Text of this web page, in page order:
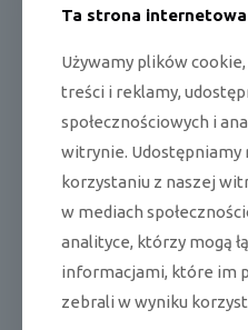
*4-stronny wylot powietrza
*podwójne łopatki
*wentylator Full 3D Turbo
*wysokowydajny wymiennik
*wykrywanie osób przy
*wykrywanie temperatury od
Ta strona
Używamy plików
treści i reklamy,
społecznościowych i
witrynie.
korzystaniu z naszej
w mediach
analityce, którzy mogą
informacjami, które im
zebrali w wyniku